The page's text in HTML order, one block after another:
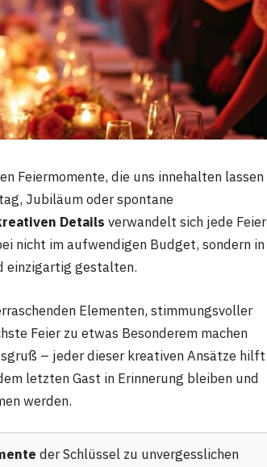
Feiermomente, die uns innehalten lassen
Jubiläum oder spontane
Details verwandelt sich jede Feier
nicht im aufwendigen Budget, sondern in
einzigartig gestalten.
Elementen, stimmungsvoller
Feier zu etwas Besonderem machen
– jeder dieser kreativen Ansätze hilft
letzten Gast in Erinnerung bleiben und
werden.
der Schlüssel zu unvergesslichen